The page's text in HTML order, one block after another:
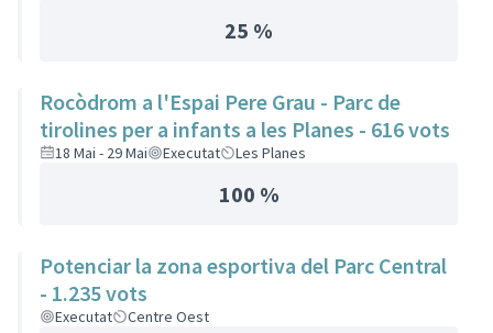
25 %
Rocòdrom a l'Espai Pere Grau - Parc de
tirolines per a infants a les Planes - 616 vots
18 Mai - 29 Mai Executat Les Planes
100 %
Potenciar la zona esportiva del Parc Central
- 1.235 vots
Executat Centre Oest